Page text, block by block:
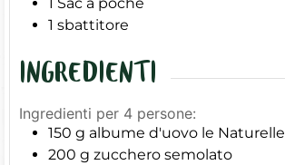
1 Sac à poche
1 sbattitore
INGREDIENTI
Ingredienti per 4 persone:
150 g albume d'uovo le Naturelle
200 g zucchero semolato